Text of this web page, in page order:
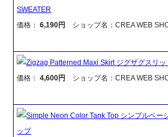
SWEATER
価格：6,190円 ショップ名：CREA WEB
Zigzag Patterned Maxi Skirt ジグザグスリッ
価格：4,600円 ショップ名：CREA WEB
Simple Neon Color Tank Top シンプルベー
ップ